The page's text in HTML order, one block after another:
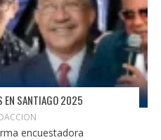
EN SANTIAGO 2025
encuestadora